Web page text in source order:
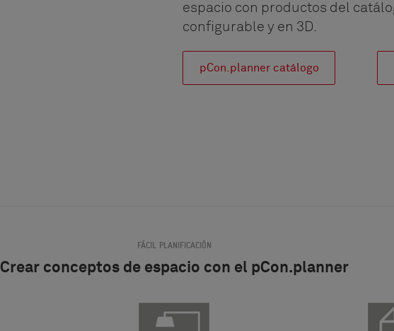
espacio con productos del
configurable y en 3D.
pCon.planner catálogo
FÁCIL PLANIFICACIÓN
Crear conceptos de espacio con el pCon.planner